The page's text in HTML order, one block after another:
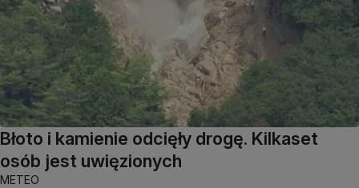
Błoto i kamienie odcięły drogę. Kilkaset
osób jest uwięzionych
METEO